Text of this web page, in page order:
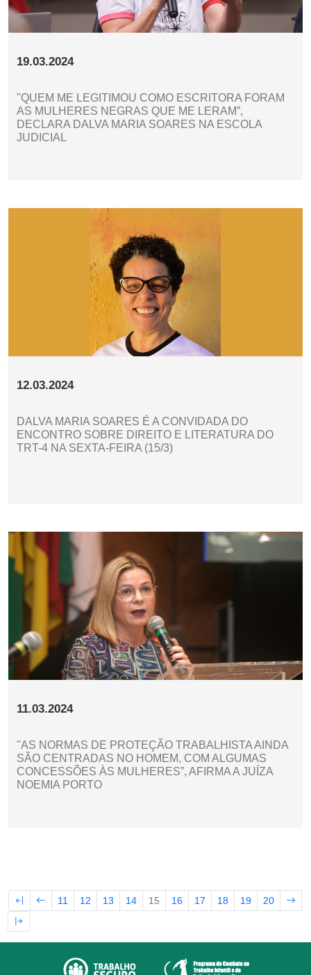
19.03.2024
"QUEM ME LEGITIMOU COMO ESCRITORA FORAM
AS MULHERES NEGRAS QUE ME LERAM”,
DECLARA DALVA MARIA SOARES NA ESCOLA
JUDICIAL
12.03.2024
DALVA MARIA SOARES É A CONVIDADA DO
ENCONTRO SOBRE DIREITO E LITERATURA DO
TRT-4 NA SEXTA-FEIRA (15/3)
11.03.2024
"AS NORMAS DE PROTEÇÃO TRABALHISTA AINDA
SÃO CENTRADAS NO HOMEM, COM ALGUMAS
CONCESSÕES ÀS MULHERES”, AFIRMA A JUÍZA
NOEMIA PORTO
11 12 13 14 15 16 17 18 19 20